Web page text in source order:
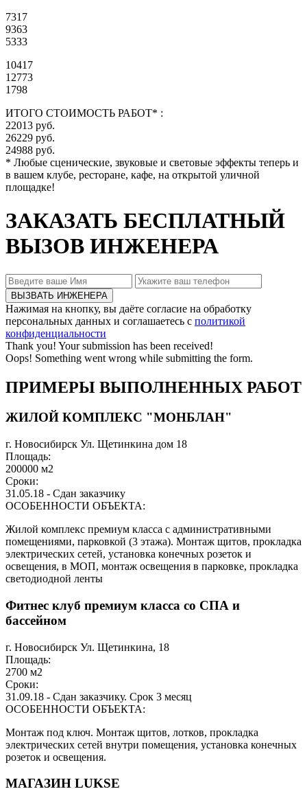
7317
9363
5333
10417
12773
1798
ИТОГО СТОИМОСТЬ РАБОТ* :
22013 руб.
26229 руб.
24988 руб.
* Любые сценические, звуковые и световые эффекты теперь и
в вашем клубе, ресторане, кафе, на открытой уличной
площадке!
ЗАКАЗАТЬ БЕСПЛАТНЫЙ
ВЫЗОВ ИНЖЕНЕРА
Нажимая на кнопку, вы даёте согласие на обработку
персональных данных и соглашаетесь с политикой
конфиденциальности
Thank you! Your submission has been received!
Oops! Something went wrong while submitting the form.
ПРИМЕРЫ ВЫПОЛНЕННЫХ РАБОТ
ЖИЛОЙ КОМПЛЕКС "МОНБЛАН"
г. Новосибирск Ул. Щетинкина дом 18
Площадь:
200000 м2
Сроки:
31.05.18 - Сдан заказчику
ОСОБЕННОСТИ ОБЪЕКТА:
Жилой комплекс премиум класса с административными
помещениями, парковкой (3 этажа). Монтаж щитов, прокладка
электрических сетей, установка конечных розеток и
освещения, в МОП, монтаж освещения в парковке, прокладка
светодиодной ленты
Фитнес клуб премиум класса со СПА и
бассейном
г. Новосибирск Ул. Щетинкина, 18
Площадь:
2700 м2
Сроки:
31.09.18 - Сдан заказчику. Срок 3 месяц
ОСОБЕННОСТИ ОБЪЕКТА:
Монтаж под ключ. Монтаж щитов, лотков, прокладка
электрических сетей внутри помещения, установка конечных
розеток и освещения.
МАГАЗИН LUKSE